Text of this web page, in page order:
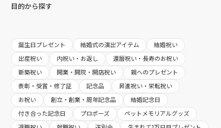
目的から探す
誕生日プレゼント 結婚式の演出アイテム
結婚祝い
出産祝い
内祝い・お返し
還暦祝い・長寿のお祝い
新築祝い
開業・開院・開店祝い
親へのプレゼント
表彰・受賞・修了証
記念品
昇進祝い・栄転祝い
お祝い
創立・創業・周年記念品
結婚記念日
付き合った記念日
プロポーズ
ペットメモリアルグッズ